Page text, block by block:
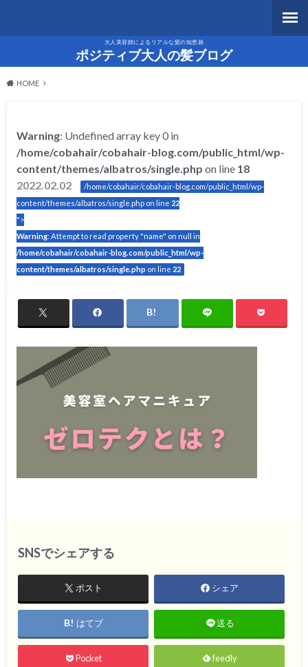
大人美容師によるリアルな髪の知恵袋
ポジティブ大人の髪ブログ
HOME
Warning: Undefined array key 0 in
/home/cobahair/cobahair-blog.com/public_html/wp-
content/themes/albatros/single.php on line 18
2022.02.02
/home/cobahair/cobahair-blog.com/public_html/wp-
content/themes/albatros/single.php on line 22
">
Warning: Attempt to read property "name" on null in
/home/cobahair/cobahair-blog.com/public_html/wp-
content/themes/albatros/single.php on line 22
SNSでシェアする
ポスト シェア
はてブ 送る
Pocket feedly